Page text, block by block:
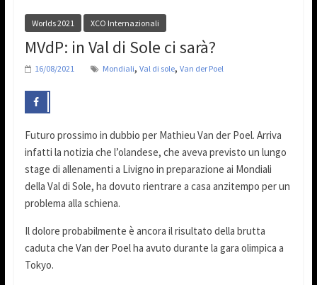
Worlds 2021 XCO Internazionali
MVdP: in Val di Sole ci sarà?
16/08/2021 Mondiali, Val di sole, Van der Poel
Futuro prossimo in dubbio per Mathieu Van der Poel. Arriva
infatti la notizia che l’olandese, che aveva previsto un lungo
stage di allenamenti a Livigno in preparazione ai Mondiali
della Val di Sole, ha dovuto rientrare a casa anzitempo per un
problema alla schiena.
Il dolore probabilmente è ancora il risultato della brutta
caduta che Van der Poel ha avuto durante la gara olimpica a
Tokyo.